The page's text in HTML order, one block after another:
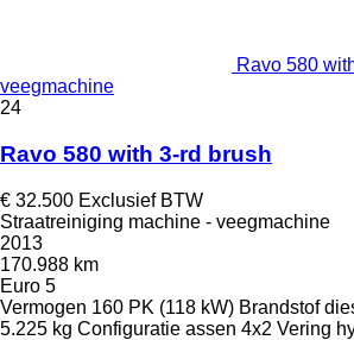
Ravo 580
veegmachine
24
Ravo 580 with 3-rd brush
€ 32.500 Exclusief BTW
Straatreiniging machine - veegmachine
2013
170.988 km
Euro 5
Vermogen 160 PK (118 kW) Brandstof
5.225 kg Configuratie assen 4x2 Vering